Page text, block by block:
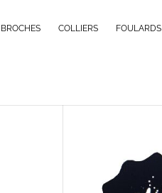
BROCHES COLLIERS